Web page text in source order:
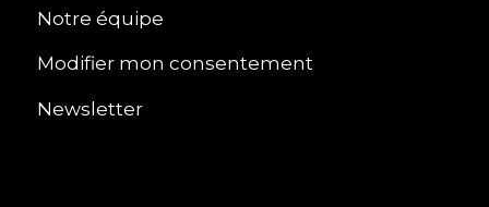
Notre équipe
Modifier mon consentement
Newsletter